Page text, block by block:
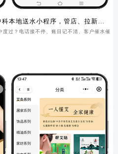
本地送水小程序，管店、拉新、
过？电话接不停、账目记不清、客户催水催